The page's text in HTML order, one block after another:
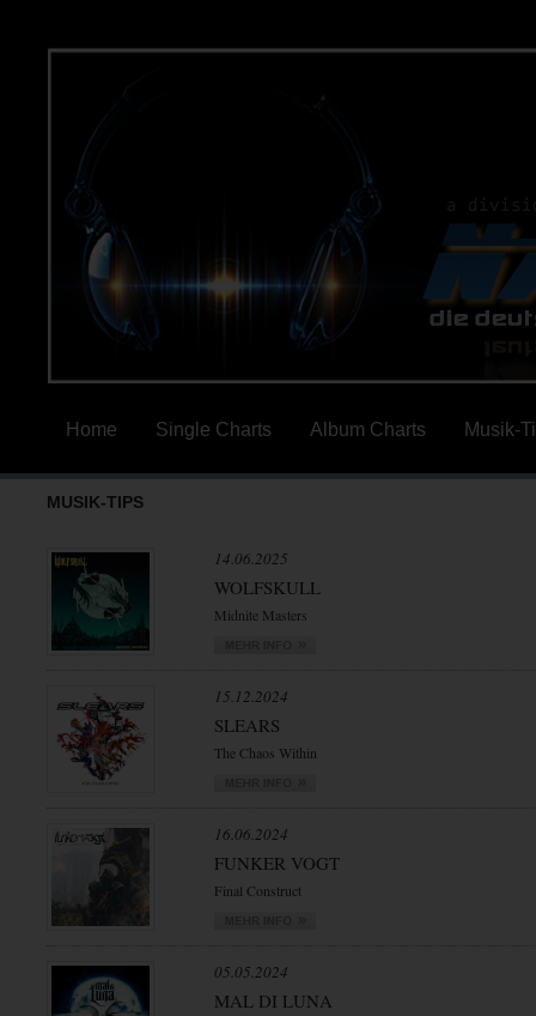
Home Single Charts Album Charts Musik-
MUSIK-TIPS
14.06.2025
WOLFSKULL
Midnite Masters
15.12.2024
SLEARS
The Chaos Within
16.06.2024
FUNKER VOGT
Final Construct
05.05.2024
MAL DI LUNA